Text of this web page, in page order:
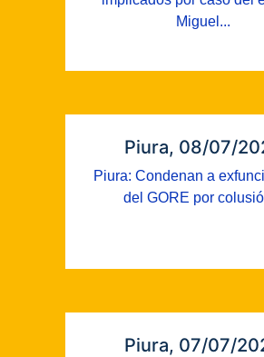
Miguel...
Piura, 08/07/
Piura: Condenan a
del GORE por
Piura, 07/07/